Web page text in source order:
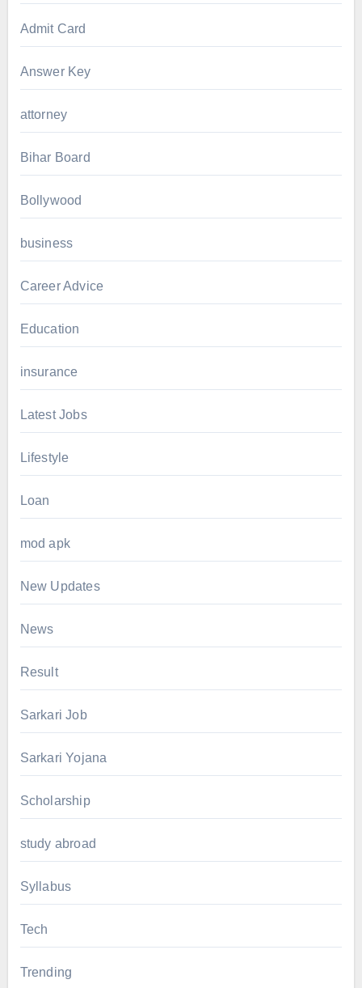
Admit Card
Answer Key
attorney
Bihar Board
Bollywood
business
Career Advice
Education
insurance
Latest Jobs
Lifestyle
Loan
mod apk
New Updates
News
Result
Sarkari Job
Sarkari Yojana
Scholarship
study abroad
Syllabus
Tech
Trending